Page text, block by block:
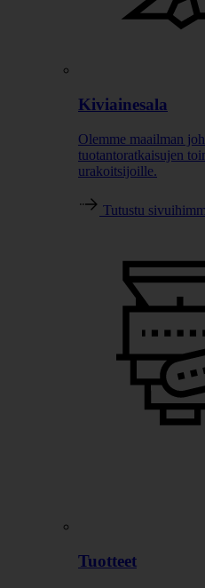
Kiviainesala
Olemme maailman
tuotantoratkaisujen
urakoitsijoille.
Tutustu
Tuotteet